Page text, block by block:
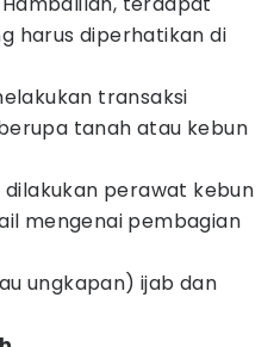
harus diperhatikan di
transaksi
tanah atau kebun
dilakukan perawat kebun
mengenai pembagian
ungkapan) ijab dan